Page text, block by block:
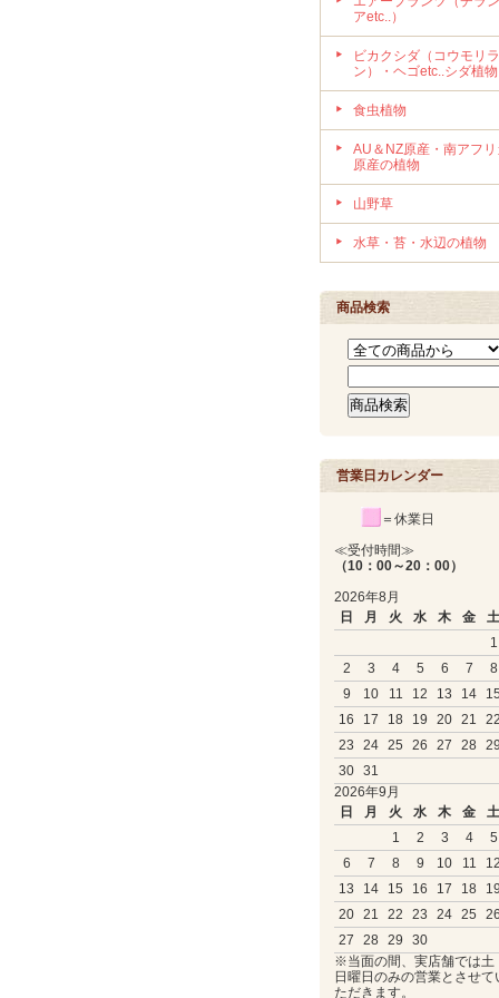
アetc..）
ビカクシダ（コウモリラ
ン）・ヘゴetc..シダ植物
食虫植物
AU＆NZ原産・南アフリ
原産の植物
山野草
水草・苔・水辺の植物
商品検索
営業日カレンダー
＝休業日
≪受付時間≫
（10：00～20：00）
2026年8月
日
月 火 水 木 金
土
1
2
3 4 5 6 7
8
9
10 11 12 13 14
15
16
17 18 19 20 21
22
23
24 25 26 27 28 29
30 31
2026年9月
日
月 火 水 木 金
土
1
2 3 4
5
6
7 8 9 10 11
12
13
14 15 16 17 18
19
20 21 22 23 24 25
26
27
28 29
30
※当面の間、実店舗では土
日曜日のみの営業とさせて
ただきます。